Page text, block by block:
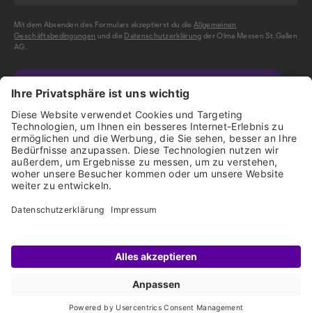
Mit dem Absenden des Formulars akzeptierst du dieAllgemeinen
Geschäftsbedingungen und die Datenschutzerklärung der Olma Messen St.Gallen
AG.
Impressum Disclaimer Datenschutz
Ausstellende Geländeplan